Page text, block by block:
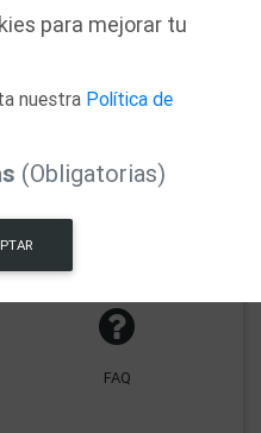
Factura Electrónica
FAQ
para mejorar tu
nuestra Política de
(Obligatorias)